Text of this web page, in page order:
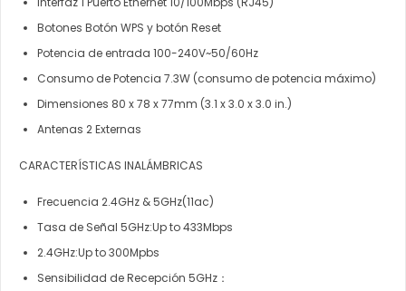
Botones Botón WPS y botón Reset
Potencia de entrada 100-240V~50/60Hz
Consumo de Potencia 7.3W (consumo de potencia máximo)
Dimensiones 80 x 78 x 77mm (3.1 x 3.0 x 3.0 in.)
Antenas 2 Externas
CARACTERÍSTICAS INALÁMBRICAS
Frecuencia 2.4GHz & 5GHz(11ac)
Tasa de Señal 5GHz:Up to 433Mbps
2.4GHz:Up to 300Mpbs
Sensibilidad de Recepción 5GHz：